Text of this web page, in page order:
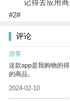
记得去应用商
#2#
评论
游客
这款app是我购物的
的商品。
2024-02-10